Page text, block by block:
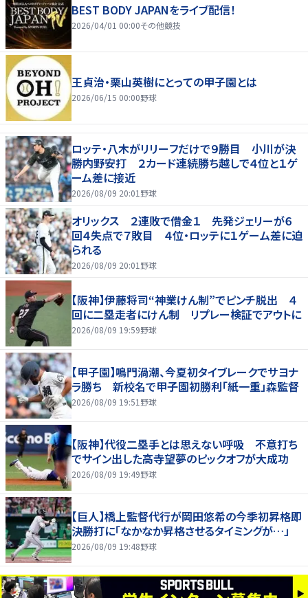
BEST BODY JAPANをライブ配信！
2026/04/01 00:00その他競技
王貞治・栗山英樹にとっての甲子園とは
2026/06/15 00:00野球
ロッテ・八木がリリーフだけで９勝目 小川が決
勝内野安打 ２カード連続勝ち越しで４位と１ゲ
ーム差に接近
2026/08/09 20:01 野球
オリックス ２連敗で借金１ 先発ジェリーが６
回４失点で７敗目 ４位・ロッテに１ゲーム差に迫
られる
2026/08/09 20:01 野球
【阪神】伊藤将司“神業けん制”でピンチ脱出 ４
回に二塁走者にけん制 リプレー検証でアウトに
2026/08/09 19:59野球
【甲子園】鳴門渦潮、今夏初タイブレークでサヨナ
ラ勝ち 新校名で甲子園初勝利「紙一重」森監督
2026/08/09 19:51 野球
【阪神】代役二塁手とは思えない呼吸 不意打ち
でサイン出した高寺望夢のピックオフが大成功
2026/08/09 19:49野球
【巨人】橋上監督代行が岡田悠希の今季初昇格即
決勝打に「なかなか昇格させるタイミングが…」
2026/08/09 19:48野球